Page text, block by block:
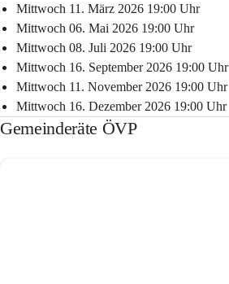
Mittwoch 11. März 2026 19:00 Uhr
Mittwoch 06. Mai 2026 19:00 Uhr
Mittwoch 08. Juli 2026 19:00 Uhr
Mittwoch 16. September 2026 19:00 Uhr
Mittwoch 11. November 2026 19:00 Uhr
Mittwoch 16. Dezember 2026 19:00 Uhr
Gemeinderäte ÖVP